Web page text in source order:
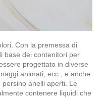
Con la premessa di
base dei contenitori per
progettato in diverse
animati, ecc., e anche
anelli aperti. Le
contenere liquidi che